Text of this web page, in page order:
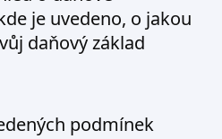
je uvedeno, o jakou
daňový základ
podmínek